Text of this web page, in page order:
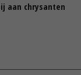
aan chrysanten